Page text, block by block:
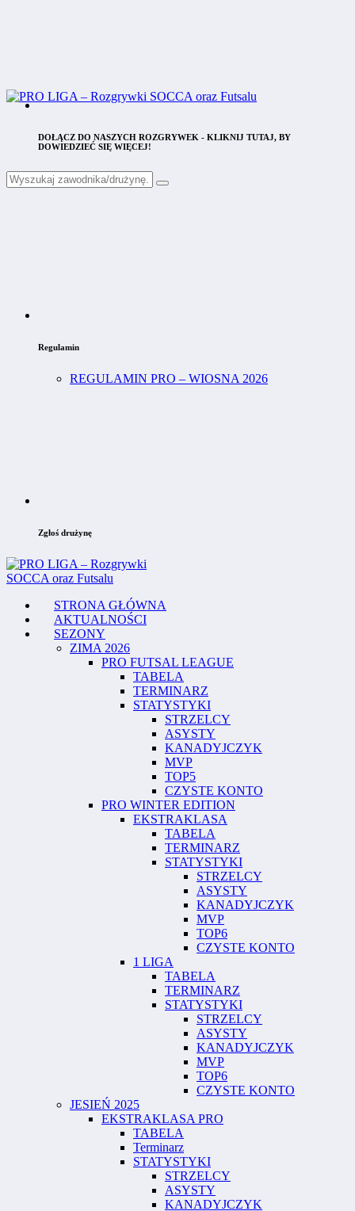
DOŁĄCZ DO NASZYCH ROZGRYWEK - KLIKNIJ TUTAJ, BY
DOWIEDZIEĆ SIĘ WIĘCEJ!
Regulamin
REGULAMIN PRO – WIOSNA 2026
Zgłoś drużynę
STRONA GŁÓWNA
AKTUALNOŚCI
SEZONY
ZIMA 2026
PRO FUTSAL LEAGUE
TABELA
TERMINARZ
STATYSTYKI
STRZELCY
ASYSTY
KANADYJCZYK
MVP
TOP5
CZYSTE KONTO
PRO WINTER EDITION
EKSTRAKLASA
TABELA
TERMINARZ
STATYSTYKI
STRZELCY
ASYSTY
KANADYJCZYK
MVP
TOP6
CZYSTE KONTO
1 LIGA
TABELA
TERMINARZ
STATYSTYKI
STRZELCY
ASYSTY
KANADYJCZYK
MVP
TOP6
CZYSTE KONTO
JESIEŃ 2025
EKSTRAKLASA PRO
TABELA
Terminarz
STATYSTYKI
STRZELCY
ASYSTY
KANADYJCZYK